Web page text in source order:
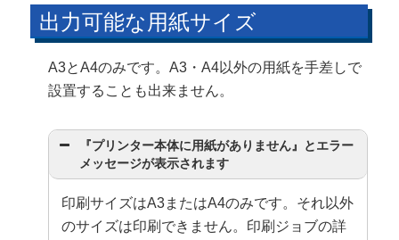
出力可能な用紙サイズ
A3とA4のみです。A3・A4以外の用紙を手差しで
設置することも出来ません。
『プリンター本体に用紙がありません』とエラー
メッセージが表示されます
印刷サイズはA3またはA4のみです。それ以外
のサイズは印刷できません。印刷ジョブの詳